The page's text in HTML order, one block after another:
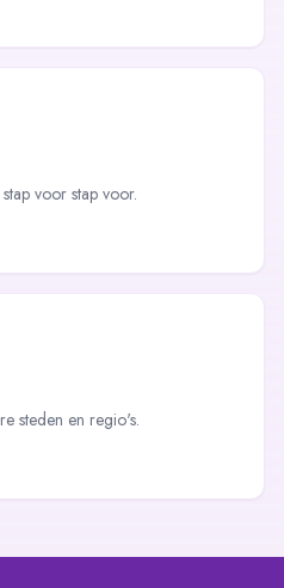
voor stap voor.
steden en regio's.